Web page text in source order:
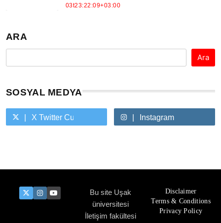
ARA
Ara
SOSYAL MEDYA
X Twitter Custom Cursor On HoverInstagram
Bu site Uşak
üniversitesi
İletişim fakültesi
Disclaimer
Terms & Conditions
Privacy Policy